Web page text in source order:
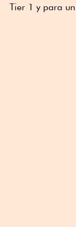
Tier 1 y para